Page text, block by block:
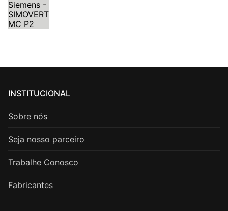
INSTITUCIONAL
Sobre nós
Seja nosso parceiro
Trabalhe Conosco
Fabricantes